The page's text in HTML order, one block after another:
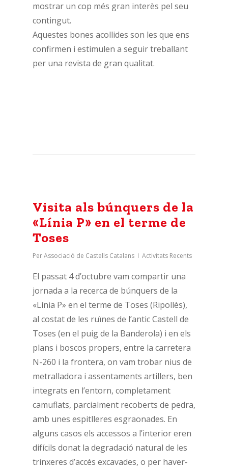
mostrar un cop més gran interès pel seu
contingut.
Aquestes bones acollides son les que ens
confirmen i estimulen a seguir treballant
per una revista de gran qualitat.
Visita als búnquers de la
«Línia P» en el terme de
Toses
PerAssociació de Castells Catalans Activitats Recents
El passat 4 d’octubre vam compartir una
jornada a la recerca de búnquers de la
«Línia P» en el terme de Toses (Ripollès),
al costat de les ruïnes de l’antic Castell de
Toses (en el puig de la Banderola) i en els
plans i boscos propers, entre la carretera
N-260 i la frontera, on vam trobar nius de
metralladora i assentaments artillers, ben
integrats en l’entorn, completament
camuflats, parcialment recoberts de pedra,
amb unes espitlleres esgraonades. En
alguns casos els accessos a l’interior eren
difícils donat la degradació natural de les
trinxeres d’accés excavades, o per haver-